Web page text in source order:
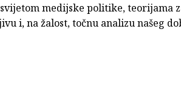
medijske politike, teorijama
i, na žalost, točnu analizu našeg